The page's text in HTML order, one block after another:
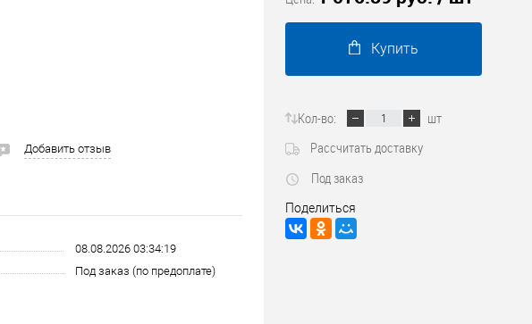
Добавить отзыв
08.08.2026 03:34:19
Под заказ (по предоплате)
Купить
Кол-во:
шт
Рассчитать доставку
Под заказ
Поделиться